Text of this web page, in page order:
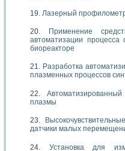
Лазерный
Применение
автоматизации
биореакторе
Разработка
плазменных процессов
плазмы
датчики малых
Установка для